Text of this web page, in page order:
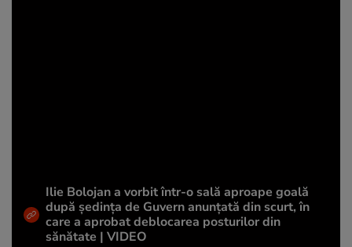
Ilie Bolojan a vorbit într-o sală aproape goală
după ședința de Guvern anunțată din scurt, în
care a aprobat deblocarea posturilor din
sănătate | VIDEO